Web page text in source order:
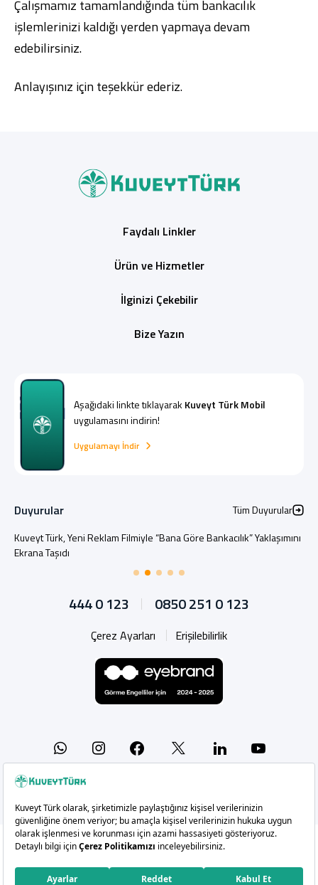
Çalışmamız tamamlandığında tüm bankacılık
işlemlerinizi kaldığı yerden yapmaya devam
edebilirsiniz.
Anlayışınız için teşekkür ederiz.
Faydalı Linkler
Ürün ve Hizmetler
İlginizi Çekebilir
Bize Yazın
Aşağıdaki linkte tıklayarak Kuveyt Türk Mobil
uygulamasını indirin!
Uygulamayı İndir
Duyurular
Tüm Duyurular
Kuveyt Türk, Yeni Reklam Filmiyle “Bana Göre Bankacılık” Yaklaşımını
Ekrana Taşıdı
444 0 123 0850 251 0 123
Çerez Ayarları Erişilebilirlik
WhatsappInstagramFacebook Linkedin
Copyright 2026 Kuveyt Türk Katılım Bankası A.Ş.